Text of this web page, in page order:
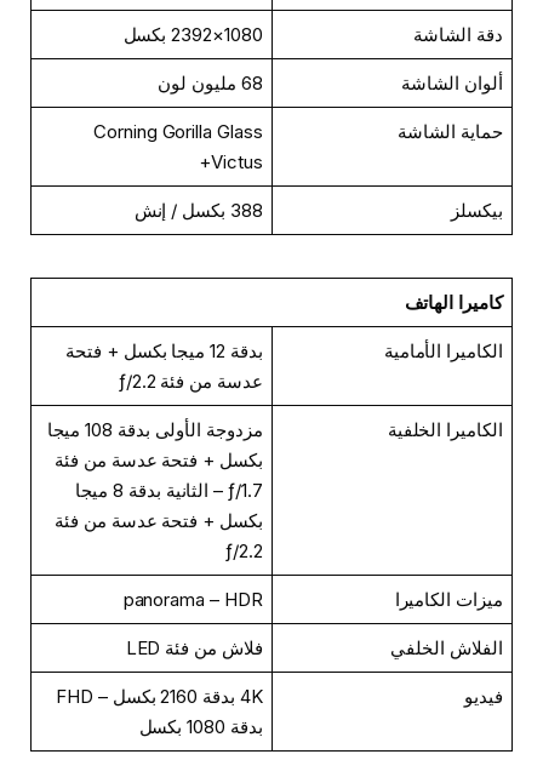
دقة الشاشة 1080×2392 بكسل
ألوان الشاشة 68 مليون لون
حماية الشاشة
Corning Gorilla Glass
Victus+
بيكسلز 388 بكسل / إنش
كاميرا الهاتف
الكاميرا الأمامية
بدقة 12 ميجا بكسل + فتحة
عدسة من فئة ƒ/2.2
الكاميرا الخلفية
مزدوجة الأولى بدقة 108 ميجا
بكسل + فتحة عدسة من فئة
ƒ/1.7 – الثانية بدقة 8 ميجا
بكسل + فتحة عدسة من فئة
ƒ/2.2
ميزات الكاميرا panorama – HDR
الفلاش الخلفي فلاش من فئة LED
فيديو
4K بدقة 2160 بكسل – FHD
بدقة 1080 بكسل